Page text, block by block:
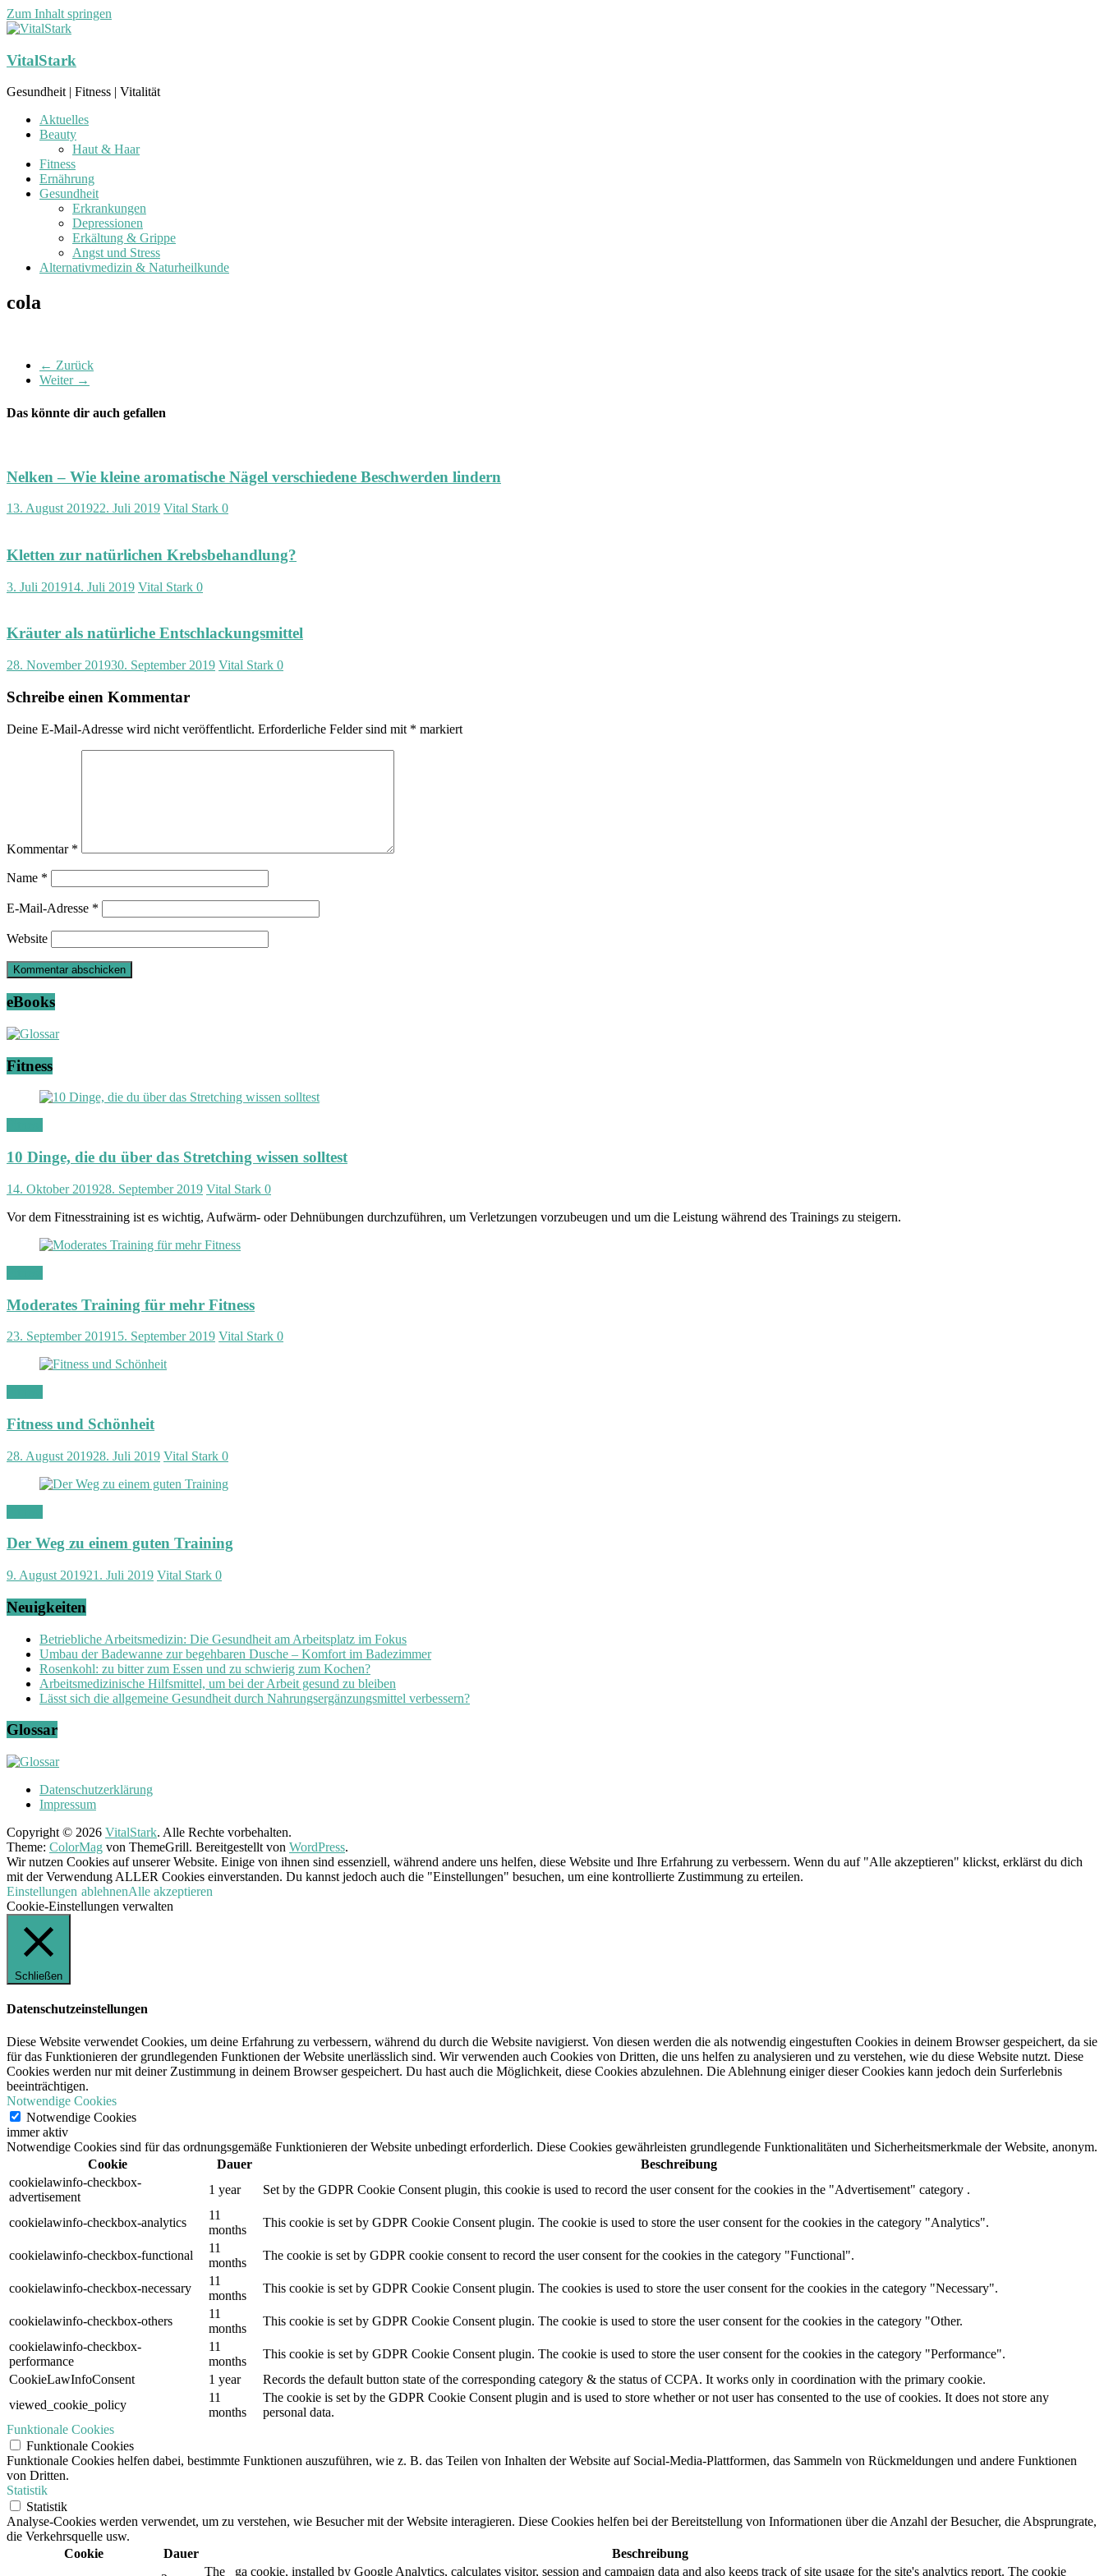
Zum Inhalt springen
VitalStark
Gesundheit | Fitness | Vitalität
Aktuelles
Beauty
Haut & Haar
Fitness
Ernährung
Gesundheit
Erkrankungen
Depressionen
Erkältung & Grippe
Angst und Stress
Alternativmedizin & Naturheilkunde
cola
← Zurück
Weiter →
Das könnte dir auch gefallen
Nelken – Wie kleine aromatische Nägel verschiedene Beschwerden lindern
13. August 201922. Juli 2019 Vital Stark 0
Kletten zur natürlichen Krebsbehandlung?
3. Juli 201914. Juli 2019 Vital Stark 0
Kräuter als natürliche Entschlackungsmittel
28. November 201930. September 2019 Vital Stark 0
Schreibe einen Kommentar
Deine E-Mail-Adresse wird nicht veröffentlicht. Erforderliche Felder sind mit * markiert
Kommentar *
Name *
E-Mail-Adresse *
Website
eBooks
Fitness
10 Dinge, die du über das Stretching wissen solltest
14. Oktober 201928. September 2019 Vital Stark 0
Vor dem Fitnesstraining ist es wichtig, Aufwärm- oder Dehnübungen durchzuführen, um Verletzungen vorzubeugen und um die Leistung während des Trainings zu steigern.
Moderates Training für mehr Fitness
23. September 201915. September 2019 Vital Stark 0
Fitness und Schönheit
28. August 201928. Juli 2019 Vital Stark 0
Der Weg zu einem guten Training
9. August 201921. Juli 2019 Vital Stark 0
Neuigkeiten
Betriebliche Arbeitsmedizin: Die Gesundheit am Arbeitsplatz im Fokus
Umbau der Badewanne zur begehbaren Dusche – Komfort im Badezimmer
Rosenkohl: zu bitter zum Essen und zu schwierig zum Kochen?
Arbeitsmedizinische Hilfsmittel, um bei der Arbeit gesund zu bleiben
Lässt sich die allgemeine Gesundheit durch Nahrungsergänzungsmittel verbessern?
Glossar
Datenschutzerklärung
Impressum
Copyright © 2026 VitalStark. Alle Rechte vorbehalten.
Theme: ColorMag von ThemeGrill. Bereitgestellt von WordPress.
Wir nutzen Cookies auf unserer Website. Einige von ihnen sind essenziell, während andere uns helfen, diese Website und Ihre Erfahrung zu verbessern. Wenn du auf "Alle akzeptieren" klickst, erklärst du dich
mit der Verwendung ALLER Cookies einverstanden. Du kannst jedoch auch die "Einstellungen" besuchen, um eine kontrollierte Zustimmung zu erteilen.
Einstellungen ablehnenAlle akzeptieren
Cookie-Einstellungen verwalten
Schließen
Datenschutzeinstellungen
Diese Website verwendet Cookies, um deine Erfahrung zu verbessern, während du durch die Website navigierst. Von diesen werden die als notwendig eingestuften Cookies in deinem Browser gespeichert, da sie
für das Funktionieren der grundlegenden Funktionen der Website unerlässlich sind. Wir verwenden auch Cookies von Dritten, die uns helfen zu analysieren und zu verstehen, wie du diese Website nutzt. Diese
Cookies werden nur mit deiner Zustimmung in deinem Browser gespeichert. Du hast auch die Möglichkeit, diese Cookies abzulehnen. Die Ablehnung einiger dieser Cookies kann jedoch dein Surferlebnis
beeinträchtigen.
Notwendige Cookies
Notwendige Cookies
immer aktiv
Notwendige Cookies sind für das ordnungsgemäße Funktionieren der Website unbedingt erforderlich. Diese Cookies gewährleisten grundlegende Funktionalitäten und Sicherheitsmerkmale der Website, anonym.
Cookie
Dauer
Beschreibung
cookielawinfo-checkbox-
advertisement
1 year Set by the GDPR Cookie Consent plugin, this cookie is used to record the user consent for the cookies in the "Advertisement" category .
cookielawinfo-checkbox-analytics
11
months
This cookie is set by GDPR Cookie Consent plugin. The cookie is used to store the user consent for the cookies in the category "Analytics".
cookielawinfo-checkbox-functional
11
months
The cookie is set by GDPR cookie consent to record the user consent for the cookies in the category "Functional".
cookielawinfo-checkbox-necessary
11
months
This cookie is set by GDPR Cookie Consent plugin. The cookies is used to store the user consent for the cookies in the category "Necessary".
cookielawinfo-checkbox-others
11
months
This cookie is set by GDPR Cookie Consent plugin. The cookie is used to store the user consent for the cookies in the category "Other.
cookielawinfo-checkbox-
performance
11
months
This cookie is set by GDPR Cookie Consent plugin. The cookie is used to store the user consent for the cookies in the category "Performance".
CookieLawInfoConsent
1 year
Records the default button state of the corresponding category & the status of CCPA. It works only in coordination with the primary cookie.
viewed_cookie_policy
11
months
The cookie is set by the GDPR Cookie Consent plugin and is used to store whether or not user has consented to the use of cookies. It does not store any
personal data.
Funktionale Cookies
Funktionale Cookies
Funktionale Cookies helfen dabei, bestimmte Funktionen auszuführen, wie z. B. das Teilen von Inhalten der Website auf Social-Media-Plattformen, das Sammeln von Rückmeldungen und andere Funktionen
von Dritten.
Statistik
Statistik
Analyse-Cookies werden verwendet, um zu verstehen, wie Besucher mit der Website interagieren. Diese Cookies helfen bei der Bereitstellung von Informationen über die Anzahl der Besucher, die Absprungrate,
die Verkehrsquelle usw.
Cookie
Dauer
Beschreibung
The _ga cookie, installed by Google Analytics, calculates visitor, session and campaign data and also keeps track of site usage for the site's analytics report. The cookie